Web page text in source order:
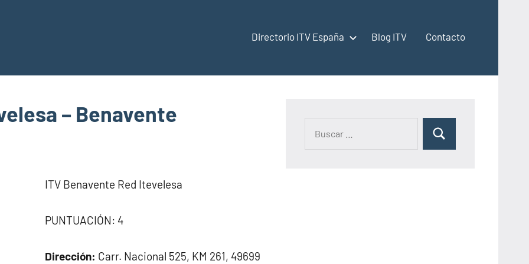
Directorio ITV España Blog ITV Contacto
– Benavente
ITV Benavente Red Itevelesa
PUNTUACIÓN: 4
Dirección: Carr. Nacional 525, KM 261, 49699
Buscar